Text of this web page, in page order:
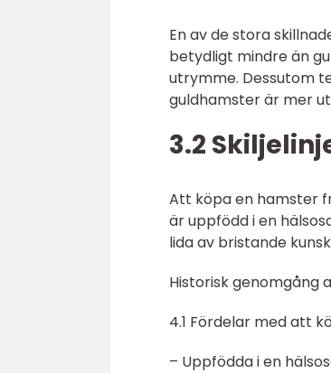
En av de stora
betydligt mindre än
utrymme. Dessutom
guldhamster är mer
3.2
Att köpa en hamster
är uppfödd i en
lida av bristande
Historisk genomgång
4.1 Fördelar med att
– Uppfödda i en